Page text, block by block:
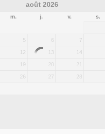
août 2026
m. j. v. s.
5 6 7
12 13 14
19 20 21
26 27 28